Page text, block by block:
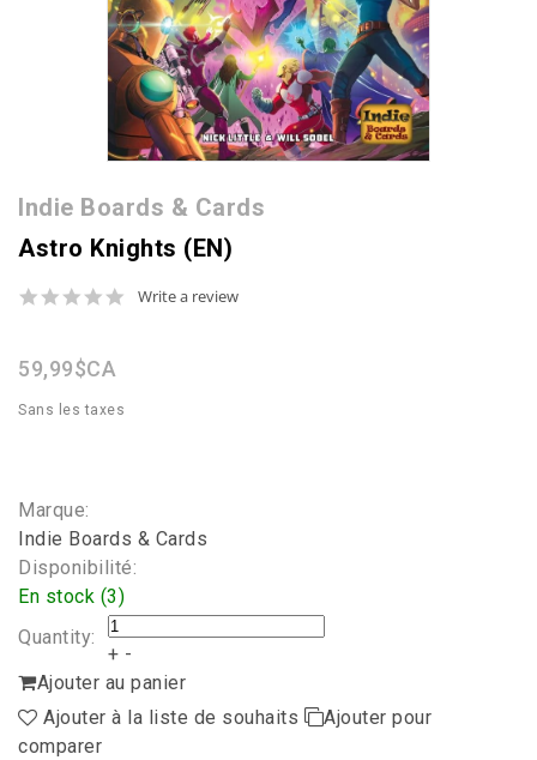
Indie Boards & Cards
Astro Knights (EN)
0.0
Write a review
59,99$CA
Sans les taxes
Marque:
Indie Boards & Cards
Disponibilité:
En stock (3)
Quantity:
+ -
Ajouter au panier
Ajouter à la liste de souhaits
Ajouter pour
comparer